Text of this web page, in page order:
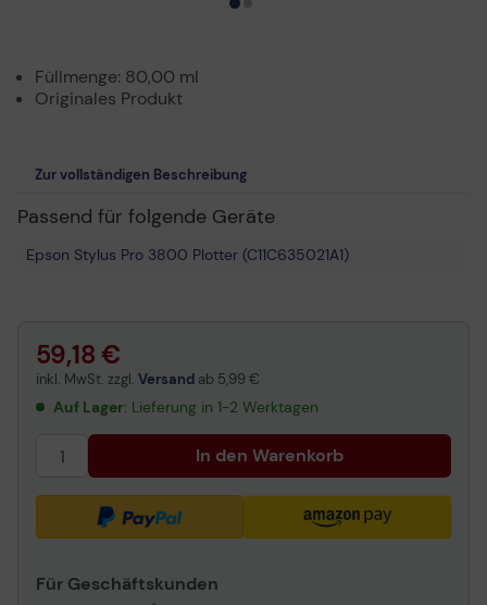
Füllmenge: 80,00 ml
Originales Produkt
Zur vollständigen Beschreibung
Passend für folgende Geräte
Epson Stylus Pro 3800 Plotter (C11C635021A1)
59,18 €
inkl. MwSt. zzgl. Versand ab 5,99 €
Auf Lager: Lieferung in 1-2 Werktagen
In den Warenkorb
Für Geschäftskunden